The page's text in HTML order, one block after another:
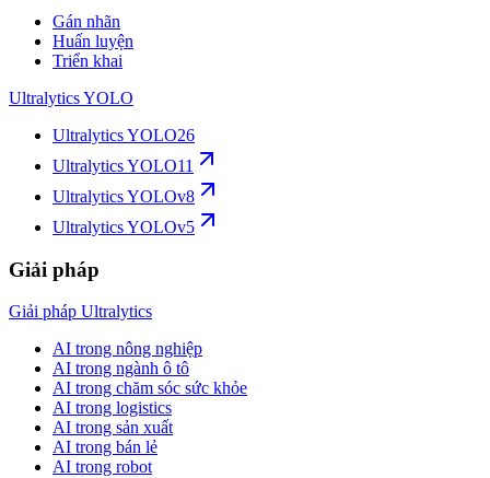
Gán nhãn
Huấn luyện
Triển khai
Ultralytics YOLO
Ultralytics YOLO26
Ultralytics YOLO11
Ultralytics YOLOv8
Ultralytics YOLOv5
Giải pháp
Giải pháp Ultralytics
AI trong nông nghiệp
AI trong ngành ô tô
AI trong chăm sóc sức khỏe
AI trong logistics
AI trong sản xuất
AI trong bán lẻ
AI trong robot